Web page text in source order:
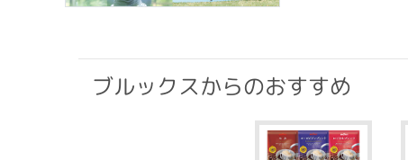
ブルックスからのおすすめ